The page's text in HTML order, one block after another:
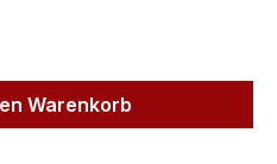
Wert
Warenkorb